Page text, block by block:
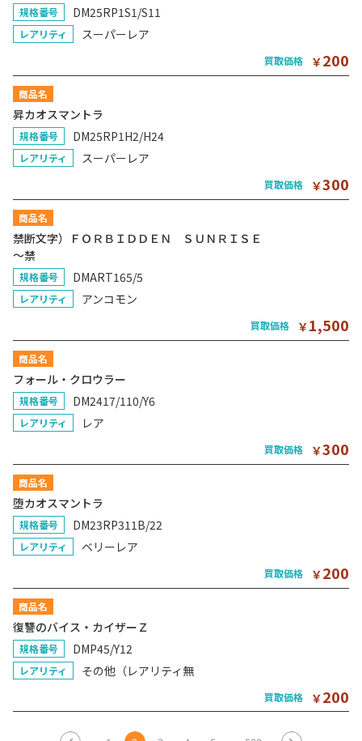
規格番号 DM25RP1S1/S11
レアリティ スーパーレア
買取価格 ￥200
商品名
昇カオスマントラ
規格番号 DM25RP1H2/H24
レアリティ スーパーレア
買取価格 ￥300
商品名
禁断文字）ＦＯＲＢＩＤＤＥＮ ＳＵＮＲＩＳＥ
～禁
規格番号 DMART165/5
レアリティ アンコモン
買取価格 ￥1,500
商品名
フォール・クロウラー
規格番号 DM2417/110/Y6
レアリティ レア
買取価格 ￥300
商品名
堕カオスマントラ
規格番号 DM23RP311B/22
レアリティ ベリーレア
買取価格 ￥200
商品名
復讐のバイス・カイザーＺ
規格番号 DMP45/Y12
レアリティ その他（レアリティ無
買取価格 ￥200